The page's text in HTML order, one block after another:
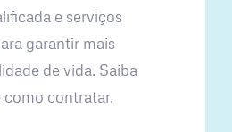
e serviços
garantir mais
de vida. Saiba
contratar.